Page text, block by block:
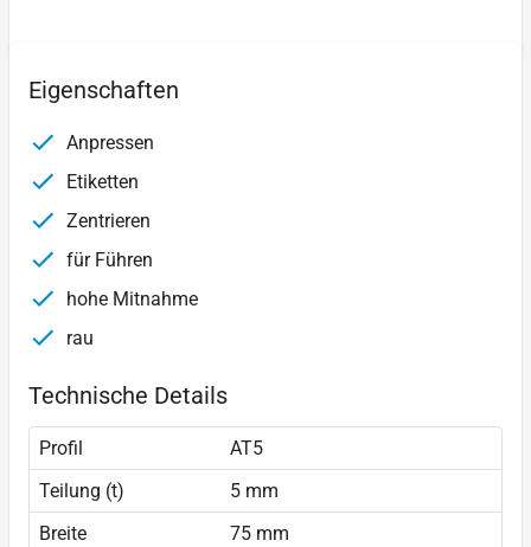
Eigenschaften
Anpressen
Etiketten
Zentrieren
für Führen
hohe Mitnahme
rau
Technische Details
Profil
AT5
Teilung (t)
5 mm
Breite
75 mm